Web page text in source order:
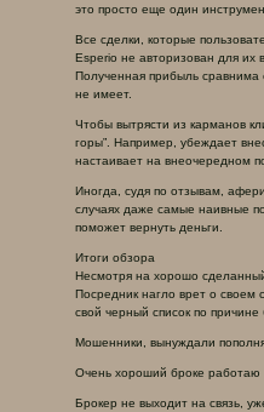
это просто еще один
Все сделки, которые
Esperio не авторизован для
Полученная прибыль
не имеет.
Чтобы вытрясти из карманов
горы”. Например, убеждает
настаивает на внеочередном
Иногда, судя по отзывам,
случаях даже самые наивные
поможет вернуть деньги.
Итоги обзора
Несмотря на хорошо
Посредник нагло врет о
свой черный список по
Мошенники, вынуждали
Очень хороший броке
Брокер не выходит на связь,